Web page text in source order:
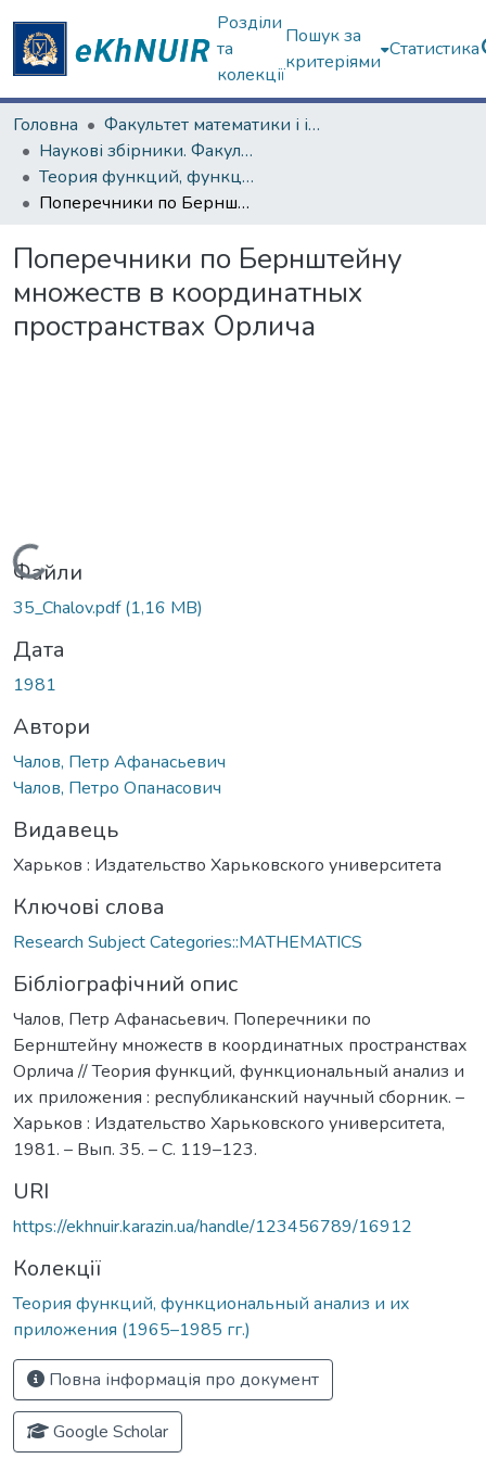
Розділи
та
колекції
Пошук за
критеріями
Статистика
Головна
Факультет математики і інформатики
Наукові збірники. Факультет математики і інформатики
Теория функций, функциональный анализ и их приложения (1965–1985 гг.)
Поперечники по Бернштейну множеств в координатных пространствах Орлича
Поперечники по Бернштейну
множеств в координатных
пространствах Орлича
Вантажиться...
Файли
35_Chalov.pdf(1,16 MB)
Дата
1981
Автори
Чалов, Петр Афанасьевич
Чалов, Петро Опанасович
Видавець
Харьков : Издательство Харьковского университета
Ключові слова
Research Subject Categories::MATHEMATICS
Бібліографічний опис
Чалов, Петр Афанасьевич. Поперечники по
Бернштейну множеств в координатных пространствах
Орлича // Теория функций, функциональный анализ и
их приложения : республиканский научный сборник. –
Харьков : Издательство Харьковского университета,
1981. – Вып. 35. – С. 119–123.
URI
https://ekhnuir.karazin.ua/handle/123456789/16912
Колекції
Теория функций, функциональный анализ и их
приложения (1965–1985 гг.)
Повна інформація про документ
Google Scholar